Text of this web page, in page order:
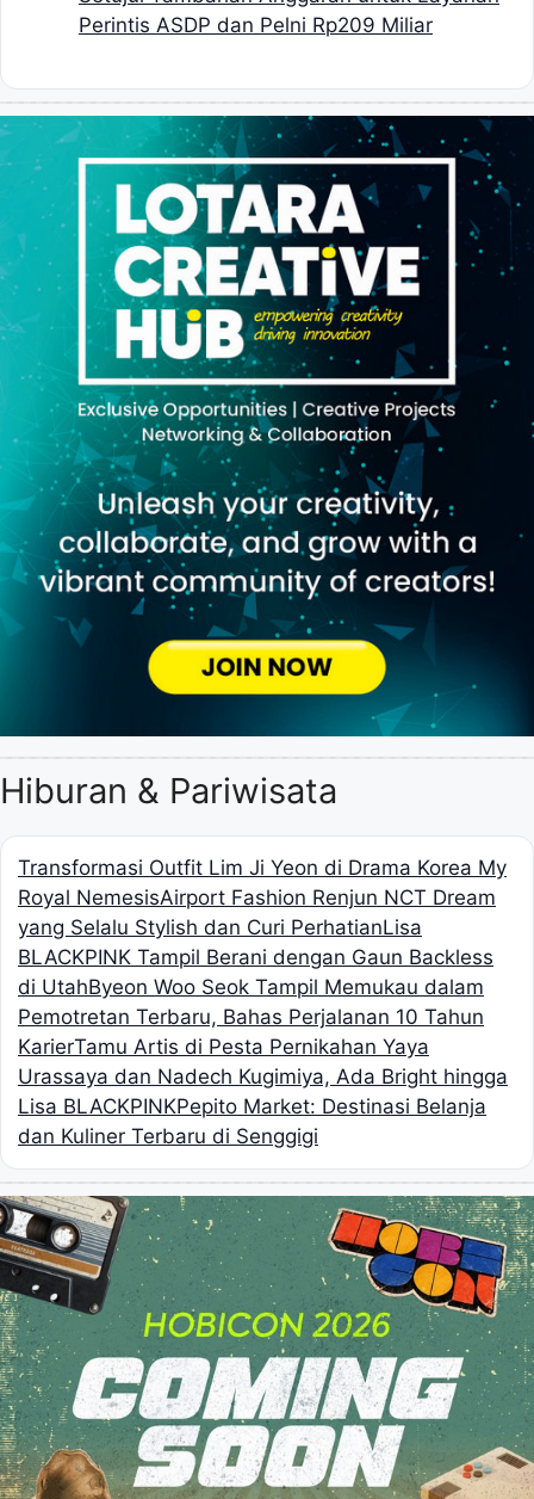
Perintis ASDP dan Pelni Rp209 Miliar
Hiburan & Pariwisata
Transformasi Outfit Lim Ji Yeon di Drama Korea My
Royal NemesisAirport Fashion Renjun NCT Dream
yang Selalu Stylish dan Curi PerhatianLisa
BLACKPINK Tampil Berani dengan Gaun Backless
di UtahByeon Woo Seok Tampil Memukau dalam
Pemotretan Terbaru, Bahas Perjalanan 10 Tahun
KarierTamu Artis di Pesta Pernikahan Yaya
Urassaya dan Nadech Kugimiya, Ada Bright hingga
Lisa BLACKPINKPepito Market: Destinasi Belanja
dan Kuliner Terbaru di Senggigi